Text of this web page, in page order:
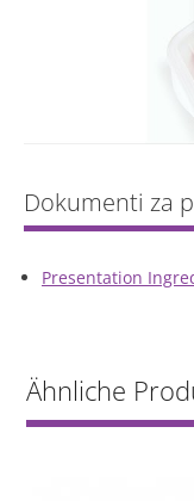
Presentation
Ähnliche